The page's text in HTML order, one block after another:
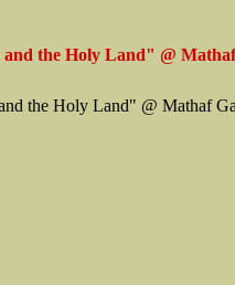
the Holy Land" @